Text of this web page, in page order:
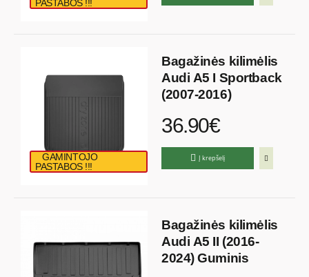
PASTABOS !!!
GAMINTOJO
PASTABOS !!!
Bagažinės kilimėlis
Audi A5 I Sportback
(2007-2016)
36.90€
Į krepšelį
Bagažinės kilimėlis
Audi A5 II (2016-
2024) Guminis